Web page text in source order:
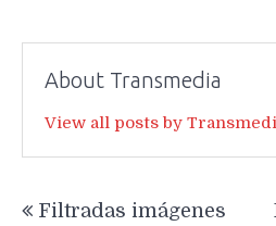
About Transmedia
View all posts by
Filtradas imágenes